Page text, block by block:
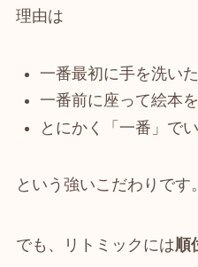
理由は
一番最初に手を洗い
一番前に座って絵本
とにかく「一番」で
という強いこだわりです。
でも、リトミックには順